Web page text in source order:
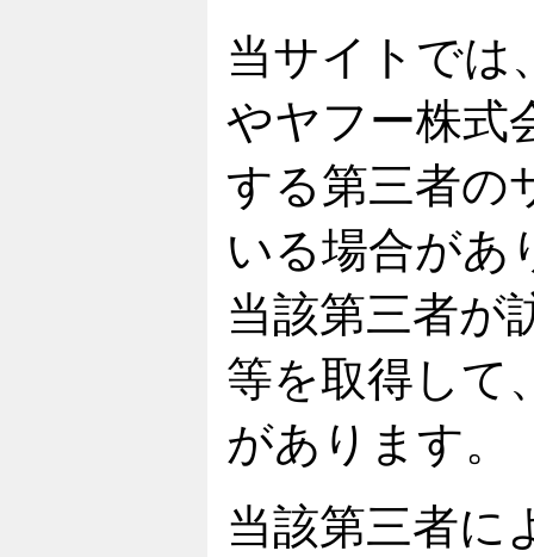
当サイトでは
やヤフー株式
する第三者の
いる場合があ
当該第三者が
等を取得して
があります。
当該第三者に